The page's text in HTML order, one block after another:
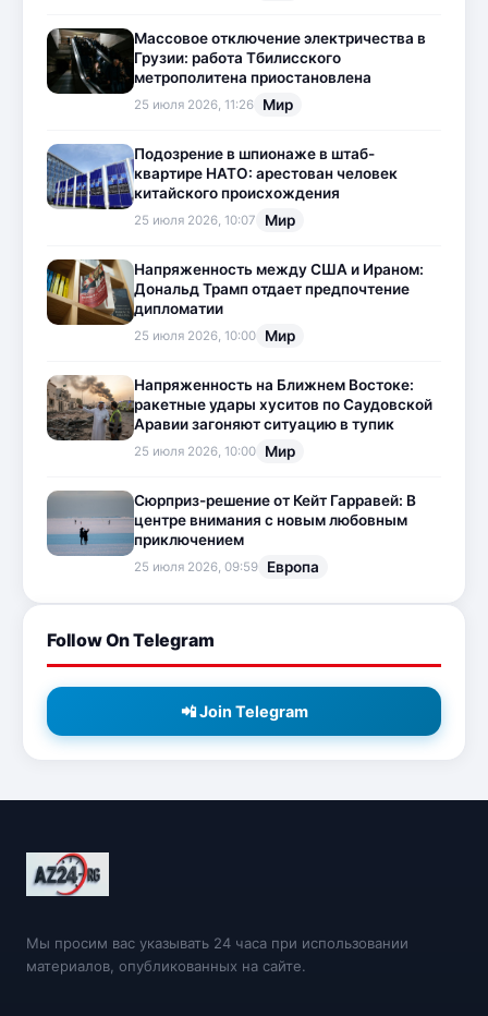
Массовое отключение электричества в
Грузии: работа Тбилисского
метрополитена приостановлена
25 июля 2026, 11:26 Мир
Подозрение в шпионаже в штаб-
квартире НАТО: арестован человек
китайского происхождения
25 июля 2026, 10:07 Мир
Напряженность между США и Ираном:
Дональд Трамп отдает предпочтение
дипломатии
25 июля 2026, 10:00 Мир
Напряженность на Ближнем Востоке:
ракетные удары хуситов по Саудовской
Аравии загоняют ситуацию в тупик
25 июля 2026, 10:00 Мир
Сюрприз-решение от Кейт Гарравей: В
центре внимания с новым любовным
приключением
25 июля 2026, 09:59 Европа
Follow On Telegram
📲 Join Telegram
Мы просим вас указывать 24 часа при использовании
материалов, опубликованных на сайте.